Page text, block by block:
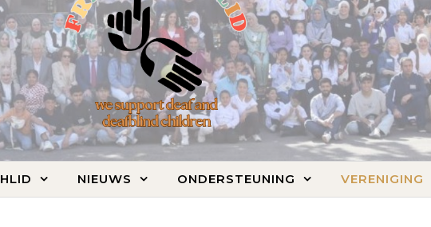
HLID NIEUWS ONDERSTEUNING VERENIGING